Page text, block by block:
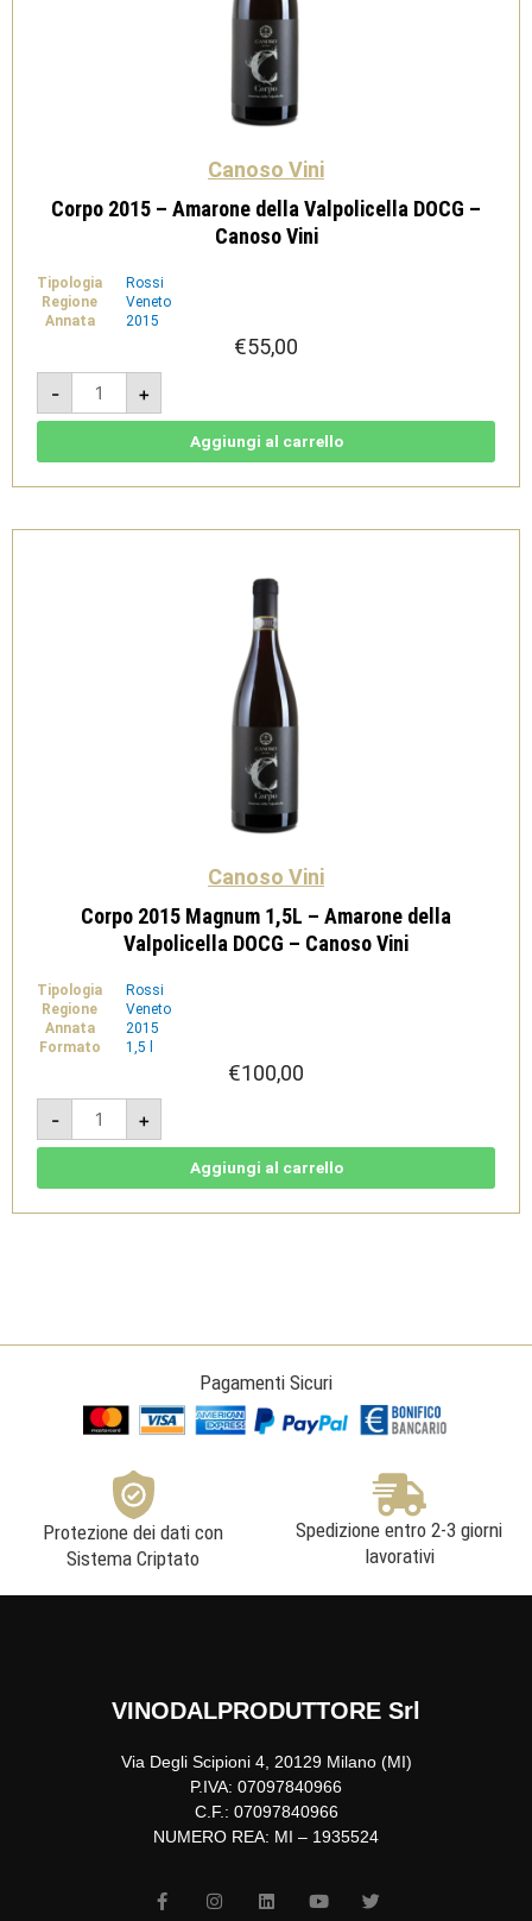
Canoso Vini
Corpo 2015 – Amarone della Valpolicella DOCG –
Canoso Vini
Tipologia
Rossi
Regione
Veneto
Annata
2015
€55,00
-
Corpo
2015
-
Amarone
-
quantità
+
Aggiungi al carrello
Canoso Vini
Corpo 2015 Magnum 1,5L – Amarone della
Valpolicella DOCG – Canoso Vini
Tipologia
Rossi
Regione
Veneto
Annata
2015
Formato
1,5 l
€100,00
-
Corpo
2015
Magnum
1,5L
Valpolicella
+
Aggiungi al carrello
Pagamenti Sicuri
Protezione dei dati con
Sistema Criptato
Spedizione entro 2-3 giorni
lavorativi
VINODALPRODUTTORE Srl
Via Degli Scipioni 4, 20129 Milano (MI)
P.IVA: 07097840966
C.F.: 07097840966
NUMERO REA: MI – 1935524
a n i o w